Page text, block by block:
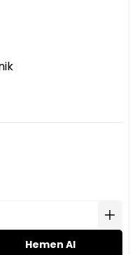
Hemen Al